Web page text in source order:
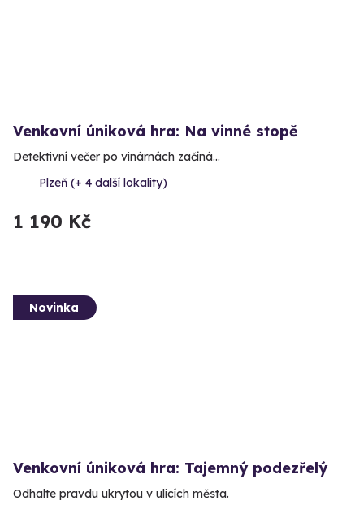
Venkovní úniková hra: Na vinné stopě
Detektivní večer po vinárnách začíná…
Plzeň (+ 4 další lokality)
1 190 Kč
Novinka
Venkovní úniková hra: Tajemný podezřelý
Odhalte pravdu ukrytou v ulicích města.